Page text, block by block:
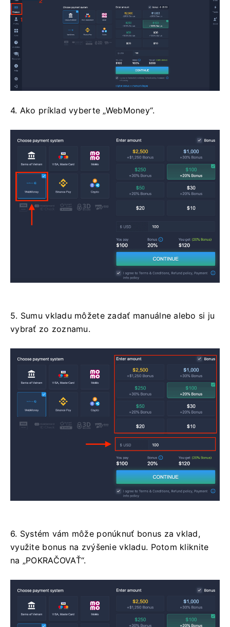
4. Ako príklad vyberte „WebMoney“.
5. Sumu vkladu môžete zadať manuálne alebo si ju
vybrať zo zoznamu.
6. Systém vám môže ponúknuť bonus za vklad,
využite bonus na zvýšenie vkladu. Potom kliknite
na „POKRAČOVAŤ“.